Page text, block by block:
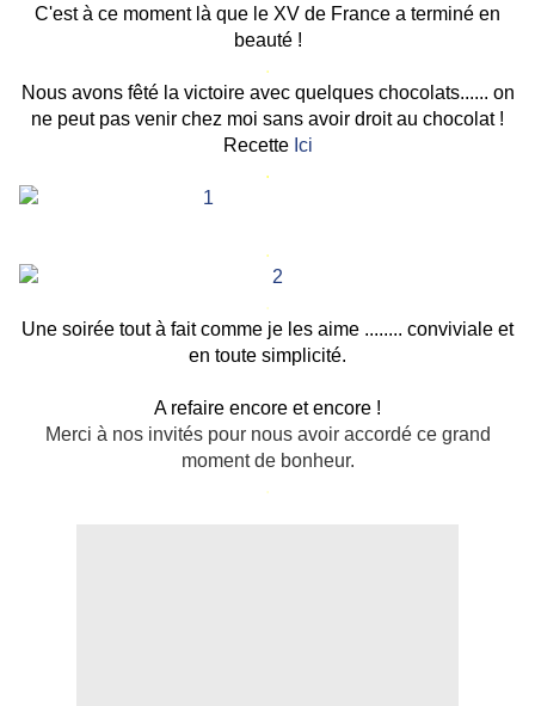
C'est à ce moment là que le XV de France a terminé en
beauté !
.
Nous avons fêté la victoire avec quelques chocolats...... on
ne peut pas venir chez moi sans avoir droit au chocolat !
Recette Ici
.
.
.
Une soirée tout à fait comme je les aime ........ conviviale et
en toute simplicité.
A refaire encore et encore !
Merci à nos invités pour nous avoir accordé ce grand
moment de bonheur.
.